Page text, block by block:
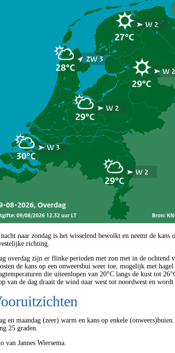
naar zondag is het wisselend bewolkt en neemt de
richting.
overdag zijn er flinke perioden met zon met in de
de kans op een onweersbui weer toe, mogelijk met
die uiteenlopen van 20°C langs de kust tot
van de dag draait de wind naar west tot noordwest en
en maandag (zeer) warm en kans op enkele
25 graden.